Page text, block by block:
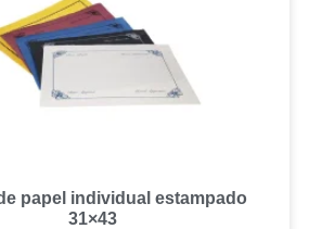
papel individual estampado
31×43